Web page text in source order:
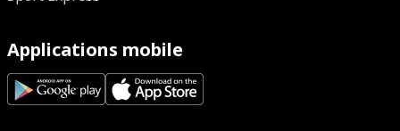
Applications mobile